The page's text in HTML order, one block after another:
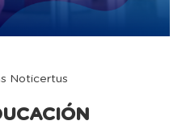
Noticertus